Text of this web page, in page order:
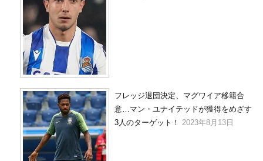
フレッジ退団決定、マグワイア移籍合
意…マン・ユナイテッドが獲得をめざす
3人のターゲット！
2023年8月13日